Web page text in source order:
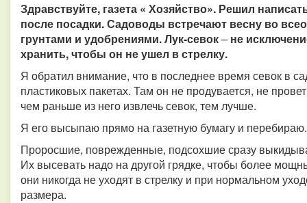
Здравствуйте, газета « Хозяйство». Решил
после посадки. Садоводы встречают весну во
грунтами и удобрениями. Лук-севок– не
хранить, чтобы он не ушел в стрелку.
Я обратил внимание, что в последнее время севок в
пластиковых пакетах. Там он не продувается, не
чем раньше из него извлечь севок, тем лучше.
Я его высыпаю прямо на газетную бумагу и перебираю.
Проросшие, поврежденные, подсохшие сразу
Их высевать надо на другой грядке, чтобы более
они никогда не уходят в стрелку и при нормальном
размера.